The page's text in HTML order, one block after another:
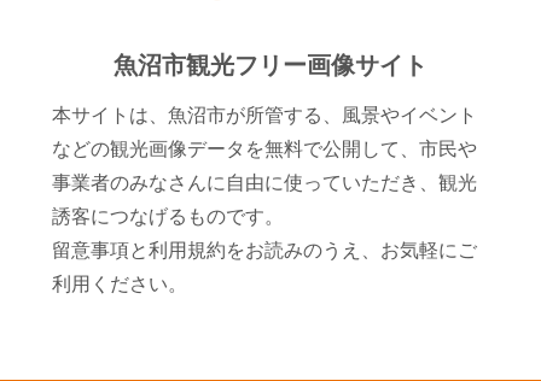
魚沼市観光フリー画像サイト
本サイトは、魚沼市が所管する、風景やイベント
などの観光画像データを無料で公開して、市民や
事業者のみなさんに自由に使っていただき、観光
誘客につなげるものです。
留意事項と利用規約をお読みのうえ、お気軽にご
利用ください。